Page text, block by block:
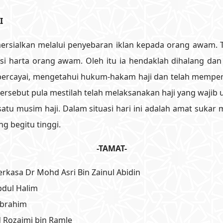
melalui penyebaran iklan kepada orang awam.
harta orang awam. Oleh itu ia hendaklah dihalang
mengetahui hukum-hakam haji dan telah
pula mestilah telah melaksanakan haji yang
musim haji. Dalam situasi hari ini adalah amat sukar
begitu tinggi.
-TAMAT-
Dr Mohd Asri Bin Zainul Abidin
Halim
bin Ramle